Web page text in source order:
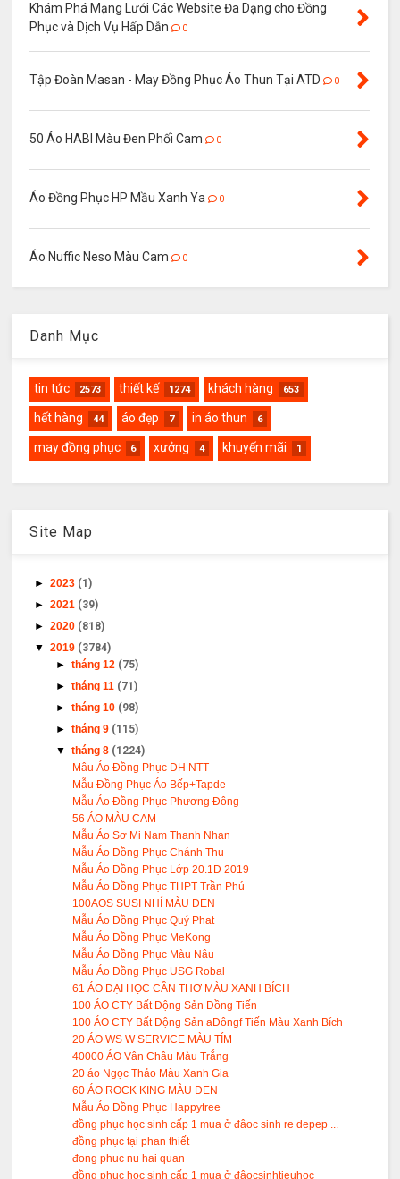
Khám Phá Mạng Lưới Các Website Đa Dạng cho Đồng
Phục và Dịch Vụ Hấp Dẫn
0
Tập Đoàn Masan - May Đồng Phục Áo Thun Tại ATD 0
50 Áo HABI Màu Đen Phối Cam 0
Áo Đồng Phục HP Mầu Xanh Ya 0
Áo Nuffic Neso Màu Cam 0
Danh Mục
tin tức 2573 thiết kế 1274 khách hàng 653
hết hàng 44 áo đẹp 7 in áo thun 6
may đồng phục 6 xưởng 4 khuyến mãi 1
Site Map
►2023 (1)
►2021 (39)
►2020 (818)
▼2019 (3784)
►tháng 12 (75)
►tháng 11 (71)
►tháng 10 (98)
►tháng 9 (115)
▼tháng 8 (1224)
Mâu Áo Đồng Phục DH NTT
Mẫu Đồng Phục Áo Bếp+Tapde
Mẫu Áo Đồng Phục Phương Đông
56 ÁO MÀU CAM
Mẫu Áo Sơ Mi Nam Thanh Nhan
Mẫu Áo Đồng Phục Chánh Thu
Mẫu Áo Đồng Phục Lớp 20.1D 2019
Mẫu Áo Đồng Phục THPT Trần Phú
100AOS SUSI NHÍ MÀU ĐEN
Mẫu Áo Đồng Phục Quý Phat
Mẫu Áo Đồng Phục MeKong
Mẫu Áo Đồng Phục Màu Nâu
Mẫu Áo Đồng Phục USG Robal
61 ÁO ĐẠI HỌC CẦN THƠ MÀU XANH BÍCH
100 ÁO CTY Bất Động Sản Đồng Tiến
100 ÁO CTY Bất Động Sản aĐôngf Tiến Màu Xanh Bích
20 ÁO WS W SERVICE MÀU TÍM
40000 ÁO Vân Châu Màu Trắng
20 áo Ngọc Thảo Màu Xanh Gia
60 ÁO ROCK KING MÀU ĐEN
Mẫu Áo Đồng Phục Happytree
đồng phục học sinh cấp 1 mua ở đâoc sinh re depep ...
đồng phục tại phan thiết
đong phuc nu hai quan
đồng phục học sinh cấp 1 mua ở đâocsinhtieuhoc